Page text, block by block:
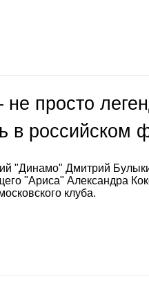
просто
в российском
"Динамо" Дмитрий
"Ариса" Александра
клуба.